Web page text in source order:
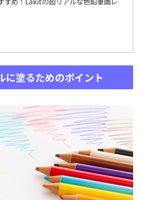
に塗るためのポイント